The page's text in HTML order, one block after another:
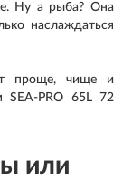
Ну а рыба? Она
наслаждаться
проще, чище и
SEA-PRO 65L 72
или